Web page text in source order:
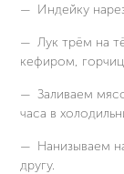
Индейку
Лук трём на
кефиром,
Заливаем
часа в
Нанизываем
другу.